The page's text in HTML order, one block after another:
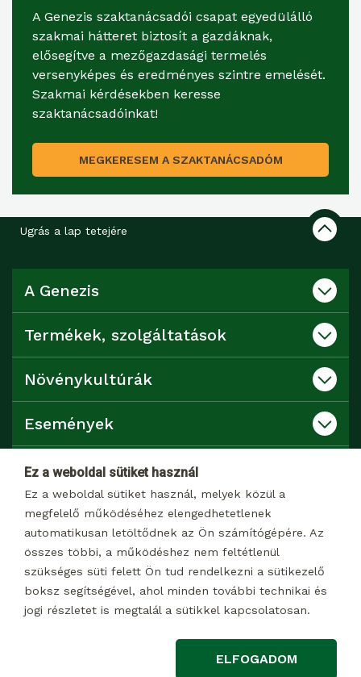
Ez a weboldal sütiket használ
Ez a weboldal sütiket használ, melyek közül a
megfelelő működéséhez elengedhetetlenek
automatikusan letöltődnek az Ön számítógépére. Az
összes többi, a működéshez nem feltétlenül
szükséges süti felett Ön tud rendelkezni a sütikezelő
boksz segítségével, ahol minden további technikai és
jogi részletet is megtalál a sütikkel kapcsolatosan.
ELFOGADOM
A Genezis szaktanácsadói csapat egyedülálló
szakmai hátteret biztosít a gazdáknak,
elősegítve a mezőgazdasági termelés
versenyképes és eredményes szintre emelését.
Szakmai kérdésekben keresse
szaktanácsadóinkat!
MEGKERESEM A SZAKTANÁCSADÓM
Ugrás a lap tetejére
A Genezis
Termékek, szolgáltatások
Növénykultúrák
Események
Katalógusok
Kapcsolat
Dokumentumtár
© 2026 Minden jog fenntartva